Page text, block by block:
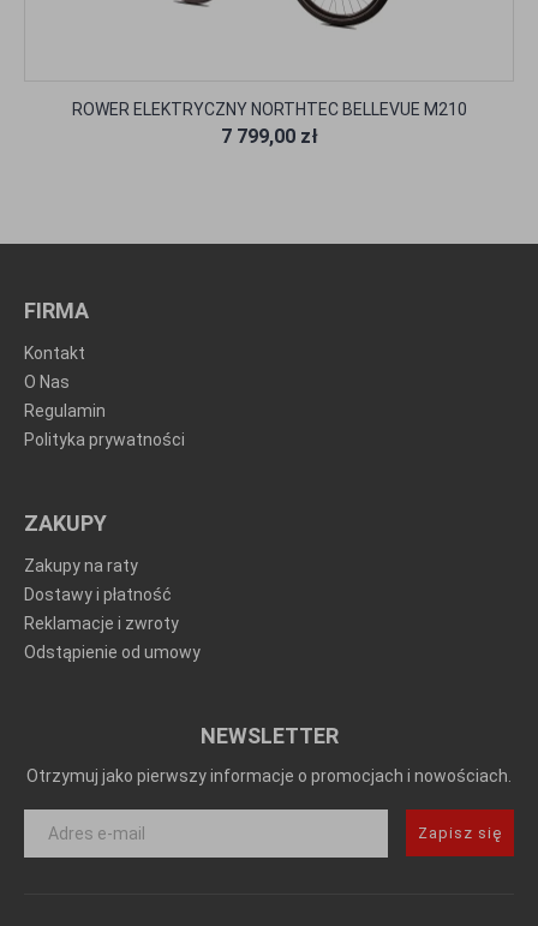
ROWER ELEKTRYCZNY NORTHTEC BELLEVUE M210
7 799,00 zł
FIRMA
Kontakt
O Nas
Regulamin
Polityka prywatności
ZAKUPY
Zakupy na raty
Dostawy i płatność
Reklamacje i zwroty
Odstąpienie od umowy
NEWSLETTER
Otrzymuj jako pierwszy informacje o promocjach i nowościach.
Zapisz się